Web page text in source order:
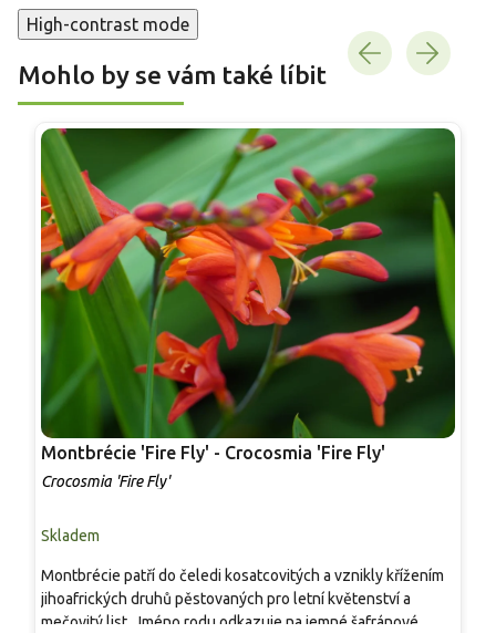
High-contrast mode
Mohlo by se vám také líbit
Montbrécie 'Fire Fly' - Crocosmia 'Fire Fly'
Crocosmia 'Fire Fly'
Skladem
Montbrécie patří do čeledi kosatcovitých a vznikly křížením
jihoafrických druhů pěstovaných pro letní květenství a
mečovitý list. Jméno rodu odkazuje na jemné šafránové